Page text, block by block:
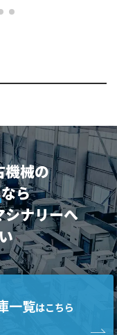
機械の
なら
シナリーへ
一覧はこちら